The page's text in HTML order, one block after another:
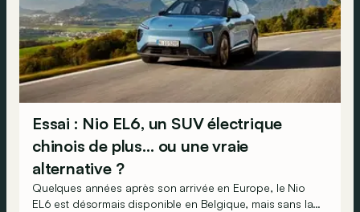
Essai : Nio EL6, un SUV électrique
chinois de plus… ou une vraie
alternative ?
Quelques années après son arrivée en Europe, le Nio
EL6 est désormais disponible en Belgique, mais sans la